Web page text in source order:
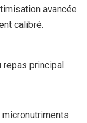
avancée
calibré.
repas principal.